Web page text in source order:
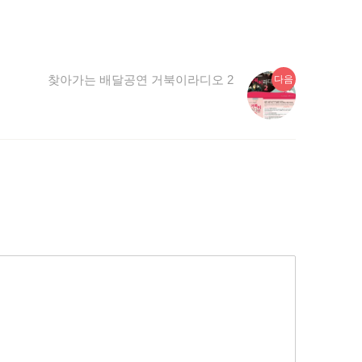
다음 다
음
찾아가는 배달공연 거북이라디오 2